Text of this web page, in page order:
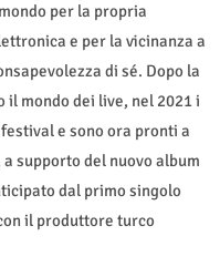
per la propria
e per la vicinanza a
di sé. Dopo la
mondo dei live, nel 2021 i
e sono ora pronti a
supporto del nuovo album
dal primo singolo
il produttore turco